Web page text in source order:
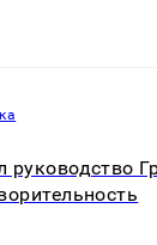
руководство